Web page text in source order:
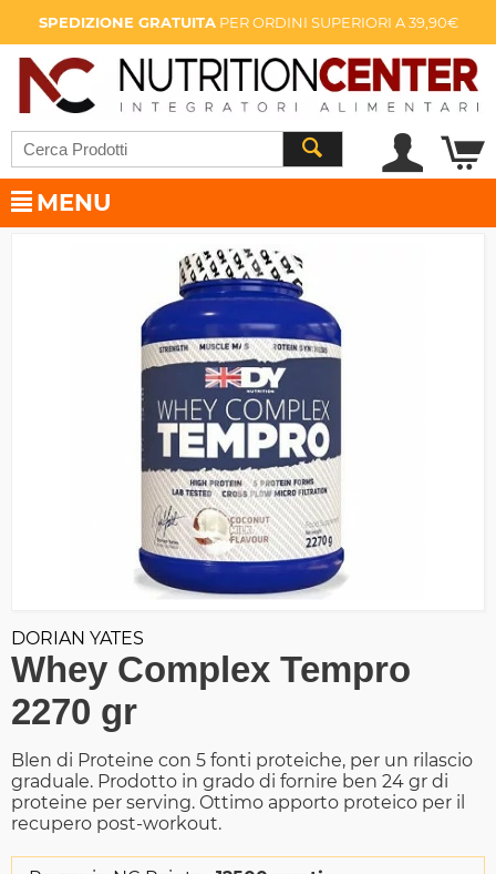
SPEDIZIONE GRATUITAPER ORDINI SUPERIORI A 39,90€
MENU
DORIAN YATES
Whey Complex Tempro
2270 gr
Blen di Proteine con 5 fonti proteiche, per un rilascio
graduale. Prodotto in grado di fornire ben 24 gr di
proteine per serving. Ottimo apporto proteico per il
recupero post-workout.